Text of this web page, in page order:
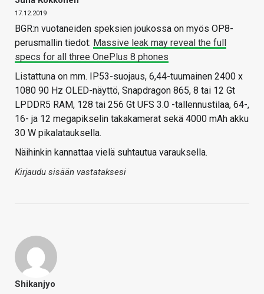
17.12.2019
BGR:n vuotaneiden speksien joukossa on myös OP8-
perusmallin tiedot: Massive leak may reveal the full
specs for all three OnePlus 8 phones
Listattuna on mm. IP53-suojaus, 6,44-tuumainen 2400 x
1080 90 Hz OLED-näyttö, Snapdragon 865, 8 tai 12 Gt
LPDDR5 RAM, 128 tai 256 Gt UFS 3.0 -tallennustilaa, 64-,
16- ja 12 megapikselin takakamerat sekä 4000 mAh akku
30 W pikalatauksella.
Näihinkin kannattaa vielä suhtautua varauksella.
Kirjaudu sisään vastataksesi
Shikanjyo